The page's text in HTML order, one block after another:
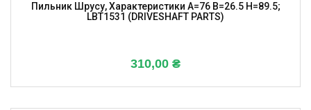
Пильник Шрусу, Характеристики A=76 B=26.5 H=89.5;
LBT1531 (DRIVESHAFT PARTS)
310,00 ₴